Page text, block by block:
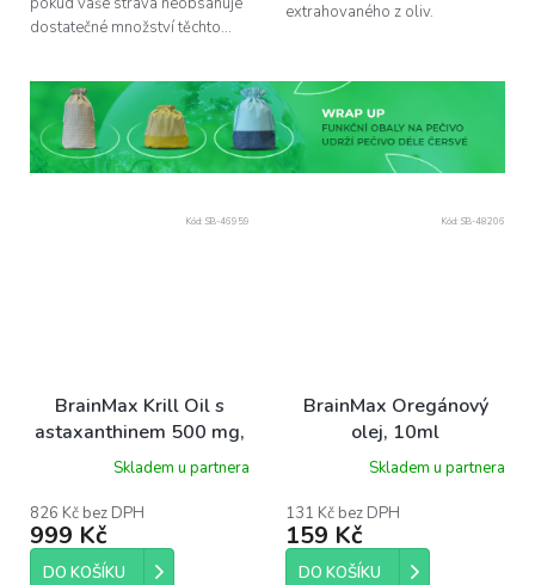
dostatečné množství těchto...
extrahovaného z oliv.
BrainMax Krill Oil s
astaxanthinem 500 mg,
100 softgel kapslí
Skladem u partnera
826 Kč bez DPH
999 Kč
DO KOŠÍKU
Kód: SB-46959
BrainMax Oregánový
olej, 10ml
Skladem u partnera
131 Kč bez DPH
159 Kč
DO KOŠÍKU
Kód: SB-48206